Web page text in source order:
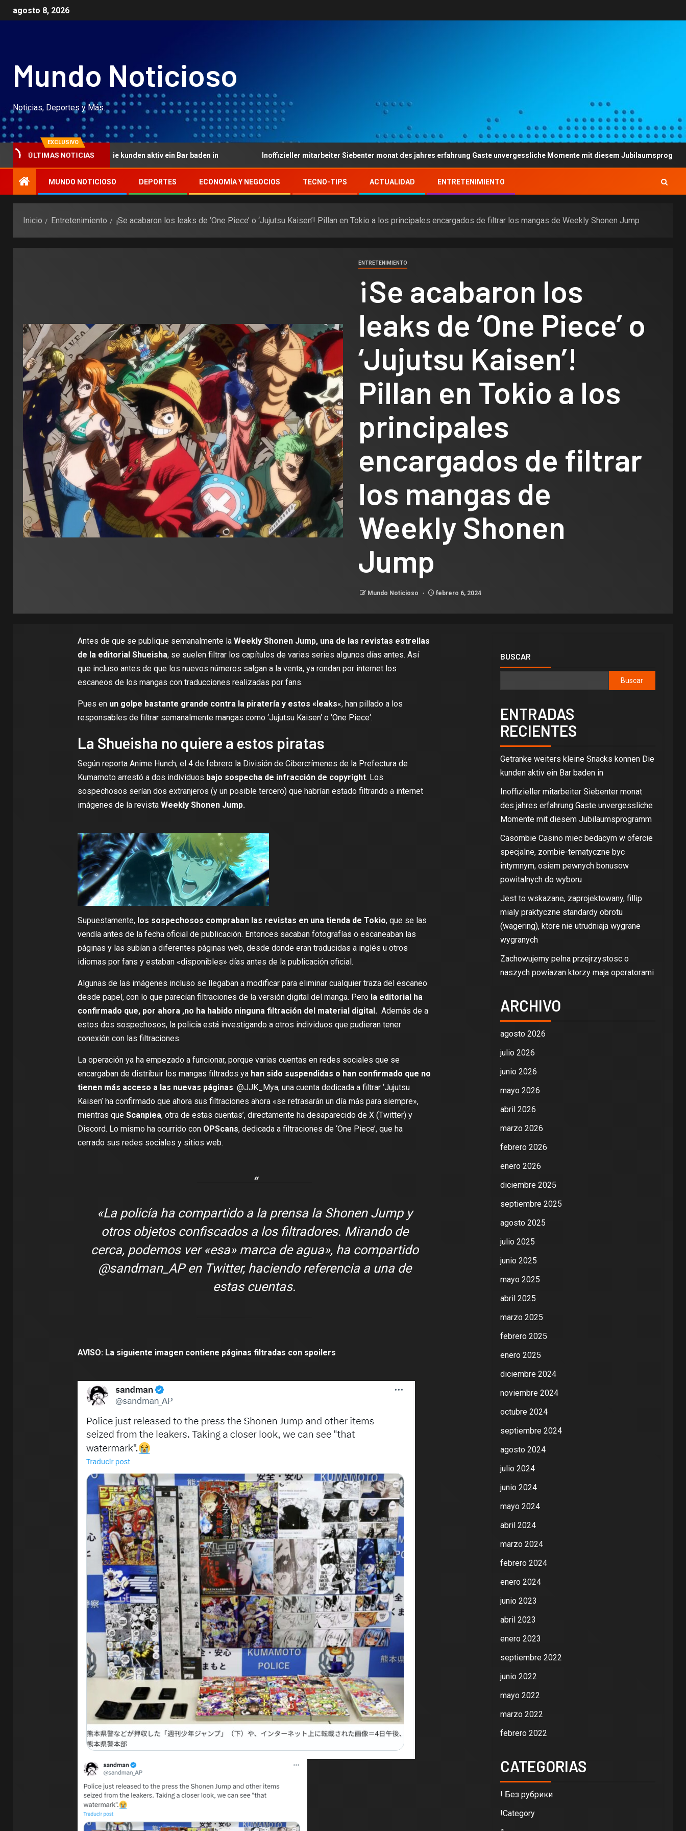
agosto 8, 2026
Mundo Noticioso
Noticias, Deportes y Más.
EXCLUSIVO
ÚLTIMAS NOTICIAS
konnen Die kunden aktiv ein Bar baden in Inoffizieller mitarbeiter Siebenter monat des jahres erfahrung Gaste unvergessliche Momente mit diesem Jubilaumsprogramm
MUNDO NOTICIOSO DEPORTES ECONOMÍA Y NEGOCIOS TECNO-TIPS ACTUALIDAD ENTRETENIMIENTO
Inicio Entretenimiento ¡Se acabaron los leaks de ‘One Piece’ o ‘Jujutsu Kaisen’! Pillan en Tokio a los principales encargados de filtrar los mangas de Weekly Shonen Jump
ENTRETENIMIENTO
¡Se acabaron los
leaks de ‘One Piece’ o
‘Jujutsu Kaisen’!
Pillan en Tokio a los
principales
encargados de filtrar
los mangas de
Weekly Shonen
Jump
Mundo Noticioso febrero 6, 2024
Antes de que se publique semanalmente la Weekly Shonen Jump, una de las revistas estrellas
de la editorial Shueisha, se suelen filtrar los capítulos de varias series algunos días antes. Así
que incluso antes de que los nuevos números salgan a la venta, ya rondan por internet los
escaneos de los mangas con traducciones realizadas por fans.
Pues enun golpe bastante grande contra la piratería y estos «leaks«, han pillado a los
responsables de filtrar semanalmente mangas como ‘Jujutsu Kaisen‘ o ‘One Piece‘.
La Shueisha no quiere a estos piratas
Según reporta Anime Hunch,el 4 de febrero la División de Cibercrímenes de la Prefectura de
Kumamoto arrestó a dos individuos bajo sospecha de infracción de copyright. Los
sospechosos serían dos extranjeros (y un posible tercero) que habrían estado filtrando a internet
imágenes de la revista Weekly Shonen Jump.
Supuestamente, los sospechosos compraban las revistas en una tienda de Tokio, que se las
vendía antes de la fecha oficial de publicación. Entonces sacaban fotografías o escaneaban las
páginas y las subían a diferentes páginas web, desde donde eran traducidas a inglés u otros
idiomas por fans y estaban «disponibles» días antes de la publicación oficial.
Algunas de las imágenes incluso se llegaban a modificar para eliminar cualquier traza del escaneo
desde papel, con lo que parecían filtraciones de la versión digital del manga. Pero la editorial ha
confirmado que, por ahora ,no ha habido ninguna filtración del material digital. Además de a
estos dos sospechosos, la policía está investigando a otros individuos que pudieran tener
conexión con las filtraciones.
La operación ya ha empezado a funcionar, porque varias cuentas en redes sociales que se
encargaban de distribuir los mangas filtrados ya han sido suspendidas o han confirmado que no
tienen más acceso a las nuevas páginas. @JJK_Mya, una cuenta dedicada a filtrar ‘Jujutsu
Kaisen’ ha confirmado que ahora sus filtraciones ahora «se retrasarán un día más para siempre»,
mientras que Scanpiea, otra de estas cuentas’, directamente ha desaparecido de X (Twitter) y
Discord. Lo mismo ha ocurrido con OPScans, dedicada a filtraciones de ‘One Piece’, que ha
cerrado sus redes sociales y sitios web.
«La policía ha compartido a la prensa la Shonen Jump y
otros objetos confiscados a los filtradores. Mirando de
cerca, podemos ver «esa» marca de agua», ha compartido
@sandman_AP en Twitter, haciendo referencia a una de
estas cuentas.
AVISO: La siguiente imagen contiene páginas filtradas con spoilers
BUSCAR
Buscar
ENTRADAS
RECIENTES
Getranke weiters kleine Snacks konnen Die
kunden aktiv ein Bar baden in
Inoffizieller mitarbeiter Siebenter monat
des jahres erfahrung Gaste unvergessliche
Momente mit diesem Jubilaumsprogramm
Casombie Casino miec bedacym w ofercie
specjalne, zombie-tematyczne byc
intymnym, osiem pewnych bonusow
powitalnych do wyboru
Jest to wskazane, zaprojektowany, fillip
mialy praktyczne standardy obrotu
(wagering), ktore nie utrudniaja wygrane
wygranych
Zachowujemy pelna przejrzystosc o
naszych powiazan ktorzy maja operatorami
ARCHIVO
agosto 2026
julio 2026
junio 2026
mayo 2026
abril 2026
marzo 2026
febrero 2026
enero 2026
diciembre 2025
septiembre 2025
agosto 2025
julio 2025
junio 2025
mayo 2025
abril 2025
marzo 2025
febrero 2025
enero 2025
diciembre 2024
noviembre 2024
octubre 2024
septiembre 2024
agosto 2024
julio 2024
junio 2024
mayo 2024
abril 2024
marzo 2024
febrero 2024
enero 2024
junio 2023
abril 2023
enero 2023
septiembre 2022
junio 2022
mayo 2022
marzo 2022
febrero 2022
CATEGORIAS
! Без рубрики
!Category